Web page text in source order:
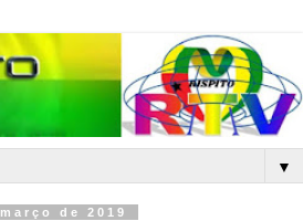
▼
de 2019